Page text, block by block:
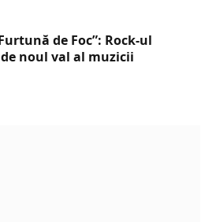
de Foc”: Rock-ul
noul val al muzicii